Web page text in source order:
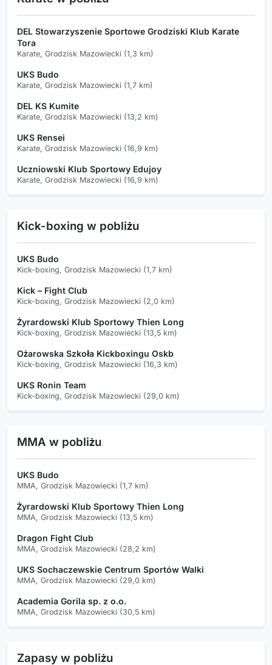
DEL Stowarzyszenie Sportowe Grodziski Klub Karate
Tora
Karate, Grodzisk Mazowiecki (1,3 km)
UKS Budo
Karate, Grodzisk Mazowiecki (1,7 km)
DEL KS Kumite
Karate, Grodzisk Mazowiecki (13,2 km)
UKS Rensei
Karate, Grodzisk Mazowiecki (16,9 km)
Uczniowski Klub Sportowy Edujoy
Karate, Grodzisk Mazowiecki (16,9 km)
Kick-boxing w pobliżu
UKS Budo
Kick-boxing, Grodzisk Mazowiecki (1,7 km)
Kick – Fight Club
Kick-boxing, Grodzisk Mazowiecki (2,0 km)
Żyrardowski Klub Sportowy Thien Long
Kick-boxing, Grodzisk Mazowiecki (13,5 km)
Ożarowska Szkoła Kickboxingu Oskb
Kick-boxing, Grodzisk Mazowiecki (16,3 km)
UKS Ronin Team
Kick-boxing, Grodzisk Mazowiecki (29,0 km)
MMA w pobliżu
UKS Budo
MMA, Grodzisk Mazowiecki (1,7 km)
Żyrardowski Klub Sportowy Thien Long
MMA, Grodzisk Mazowiecki (13,5 km)
Dragon Fight Club
MMA, Grodzisk Mazowiecki (28,2 km)
UKS Sochaczewskie Centrum Sportów Walki
MMA, Grodzisk Mazowiecki (29,0 km)
Academia Gorila sp. z o.o.
MMA, Grodzisk Mazowiecki (30,5 km)
Zapasy w pobliżu